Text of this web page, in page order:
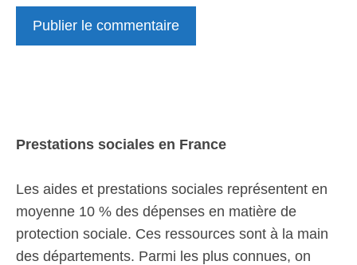
Prestations sociales en France
Les aides et prestations sociales représentent en
moyenne 10 % des dépenses en matière de
protection sociale. Ces ressources sont à la main
des départements. Parmi les plus connues, on